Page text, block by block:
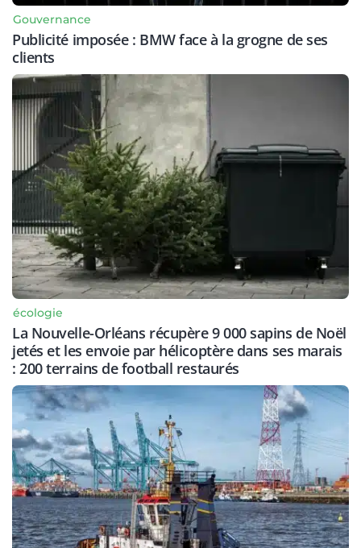
Gouvernance
Publicité imposée : BMW face à la grogne de ses
clients
écologie
La Nouvelle-Orléans récupère 9 000 sapins de Noël
jetés et les envoie par hélicoptère dans ses marais
: 200 terrains de football restaurés